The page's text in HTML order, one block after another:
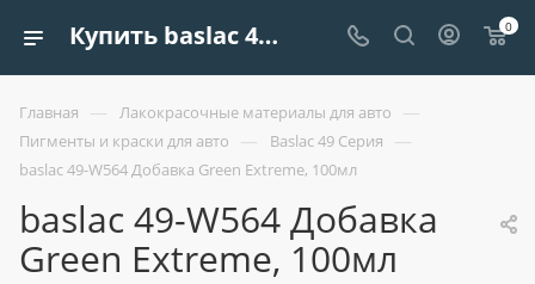
Купить baslac 49-w564 добавка green extreme, 100мл | Европроект Tрейдинг 0
Главная — Лакокрасочные материалы для авто —
Пигменты и краски для авто — Baslac 49 Серия —
baslac 49-W564 Добавка Green Extreme, 100мл
baslac 49-W564 Добавка
Green Extreme, 100мл